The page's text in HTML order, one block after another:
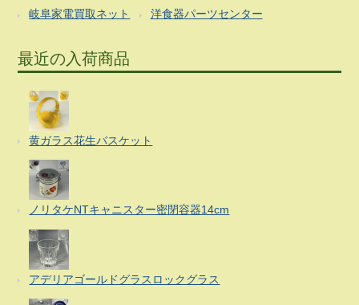
岐阜家電買取ネット 洋食器パーツセンター
最近の入荷商品
黄ガラス花生バスケット
ノリタケNTキャニスター密閉容器14cm
アデリアゴールドグラスロックグラス